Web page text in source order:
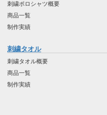
刺繍ポロシャツ概要
商品一覧
制作実績
刺繍タオル
刺繍タオル概要
商品一覧
制作実績